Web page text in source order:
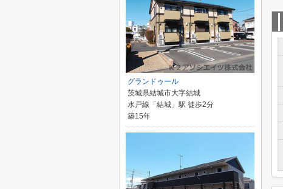
グランドゥール
茨城県結城市大字結城
水戸線「結城」駅 徒歩2分
築15年